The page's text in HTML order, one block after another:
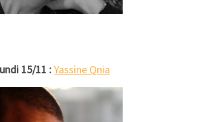
15/11 :Yassine Qnia